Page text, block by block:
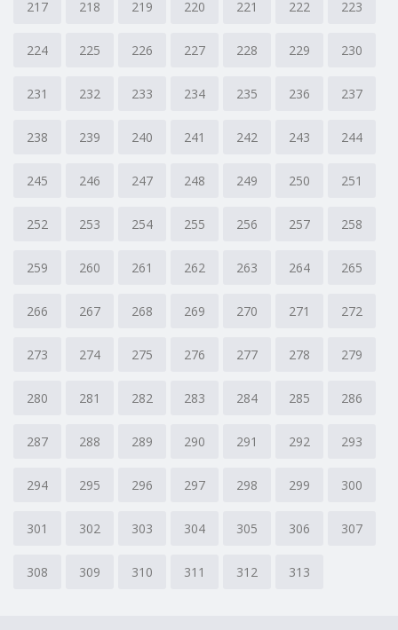
217 218 219 220 221 222 223
224 225 226 227 228 229 230
231 232 233 234 235 236 237
238 239 240 241 242 243 244
245 246 247 248 249 250 251
252 253 254 255 256 257 258
259 260 261 262 263 264 265
266 267 268 269 270 271 272
273 274 275 276 277 278 279
280 281 282 283 284 285 286
287 288 289 290 291 292 293
294 295 296 297 298 299 300
301 302 303 304 305 306 307
308 309 310 311 312 313